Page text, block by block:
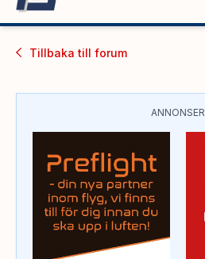
Tillbaka till forum
ANNONSER